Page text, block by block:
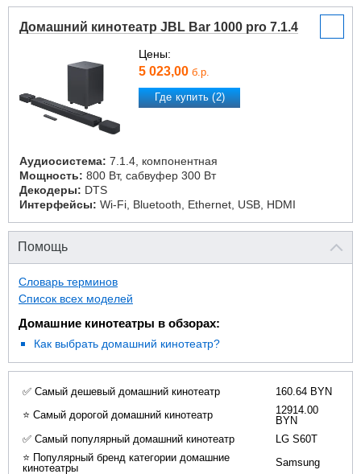
Домашний кинотеатр JBL Bar 1000 pro 7.1.4
Цены:
5 023,00 б.р.
Где купить (2)
Аудиосистема: 7.1.4, компонентная
Мощность: 800 Вт, сабвуфер 300 Вт
Декодеры: DTS
Интерфейсы: Wi-Fi, Bluetooth, Ethernet, USB, HDMI
Помощь
Словарь терминов
Список всех моделей
Домашние кинотеатры в обзорах:
Как выбрать домашний кинотеатр?
✅ Самый дешевый домашний кинотеатр
160.64 BYN
⭐ Самый дорогой домашний кинотеатр
12914.00
BYN
✅ Самый популярный домашний кинотеатр
LG S60T
⭐ Популярный бренд категории домашние
кинотеатры
Samsung